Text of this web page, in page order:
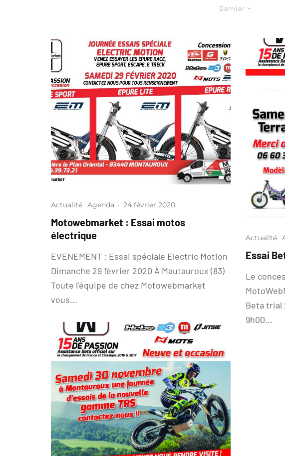
Dernier
Actualité Agenda · 24 février 2020
Motowebmarket : Essai motos
électrique
EVENEMENT : Essai spéciale Electric Motion
Dimanche 29 février 2020 À Mautauroux (83)
Toute l’équipe de chez Motowebmarket
vous...
Actualité
Essai
Le
Beta trial
9h00...